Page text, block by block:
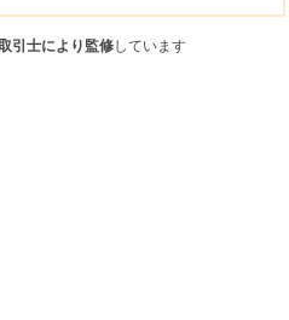
引士により監修しています